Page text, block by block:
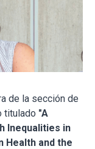
de la sección de
titulado "A
Inequalities in
Health and the